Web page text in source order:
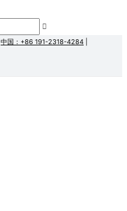
中国：+86 191-2318-4284